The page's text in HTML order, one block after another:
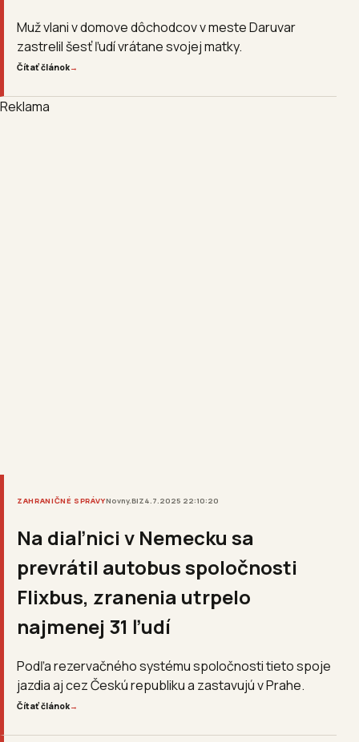
Muž vlani v domove dôchodcov v meste Daruvar
zastrelil šesť ľudí vrátane svojej matky.
Čítať článok→
Reklama
ZAHRANIČNÉ SPRÁVYNovny.BIZ4.7.2025 22:10:20
Na diaľnici v Nemecku sa
prevrátil autobus spoločnosti
Flixbus, zranenia utrpelo
najmenej 31 ľudí
Podľa rezervačného systému spoločnosti tieto spoje
jazdia aj cez Českú republiku a zastavujú v Prahe.
Čítať článok→